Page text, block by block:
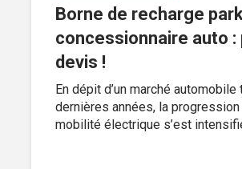
Borne de recharge
concessionnaire auto :
devis !
En dépit d’un marché
dernières années, la
mobilité électrique s’est